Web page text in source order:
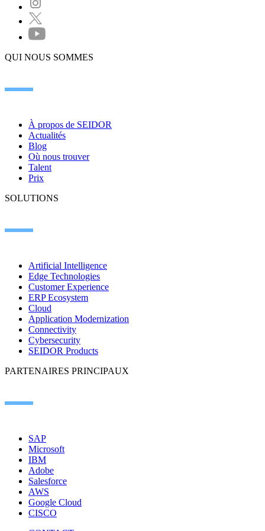
QUI NOUS SOMMES
À propos de SEIDOR
Actualités
Blog
Où nous trouver
Talent
Prix
SOLUTIONS
Artificial Intelligence
Edge Technologies
Customer Experience
ERP Ecosystem
Cloud
Application Modernization
Connectivity
Cybersecurity
SEIDOR Products
PARTENAIRES PRINCIPAUX
SAP
Microsoft
IBM
Adobe
Salesforce
AWS
Google Cloud
CISCO